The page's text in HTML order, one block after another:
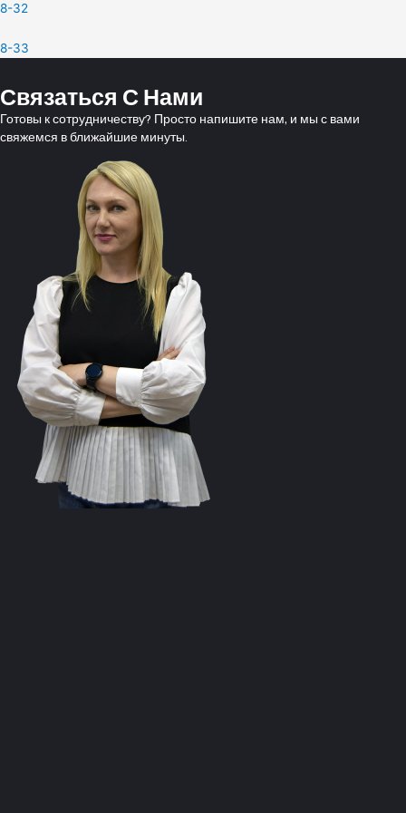
8-32
8-33
Связаться С Нами
Готовы к сотрудничеству? Просто напишите нам, и мы с вами
свяжемся в ближайшие минуты.